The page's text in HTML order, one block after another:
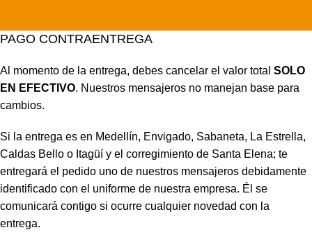
PAGO CONTRAENTREGA
Al momento de la entrega, debes cancelar el valor total SOLO
EN EFECTIVO. Nuestros mensajeros no manejan base para
cambios.
Si la entrega es en Medellín, Envigado, Sabaneta, La Estrella,
Caldas Bello o Itagüí y el corregimiento de Santa Elena; te
entregará el pedido uno de nuestros mensajeros debidamente
identificado con el uniforme de nuestra empresa. Él se
comunicará contigo si ocurre cualquier novedad con la
entrega.